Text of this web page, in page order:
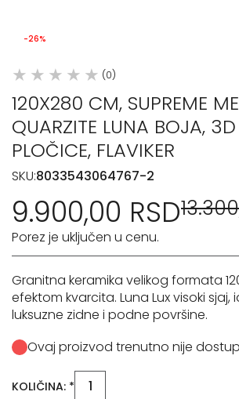
-26%
(0)
120X280 CM, SUPREME
QUARZITE LUNA BOJA,
PLOČICE, FLAVIKER
SKU:8033543064767-2
9.900,00 RSD
Porez je uključen u cenu.
Granitna keramika velikog formata
efektom kvarcita. Luna Lux visoki sjaj,
luksuzne zidne i podne površine.
Ovaj proizvod trenutno nije
KOLIČINA: *